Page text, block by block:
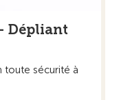
Dépliant
toute sécurité à